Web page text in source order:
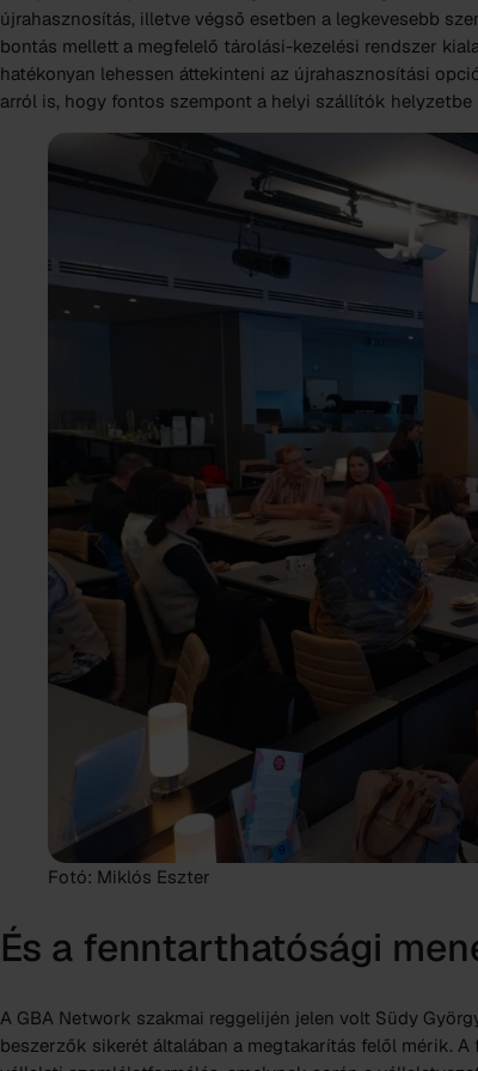
újrahasznosítás, illetve végső esetben a legkevesebb
bontás mellett a megfelelő tárolási-kezelési rendszer
hatékonyan lehessen áttekinteni az újrahasznosítási
arról is, hogy fontos szempont a helyi szállítók helyzetbe
Fotó: Miklós Eszter
És a fenntarthatósági
A GBA Network szakmai reggelijén jelen volt Südy
beszerzők sikerét általában a megtakarítás felől mérik.